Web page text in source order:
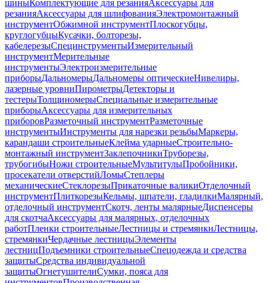
шиныКомплектующие для резанияАксессуары для
резанияАксессуары для шлифованияЭлектромонтажный
инструментОбжимной инструментПлоскогубцы,
круглогубцыКусачки, болторезы,
кабелерезыСпецинструментыИзмерительный
инструментМерительные
инструментыЭлектроизмерительные
приборыДальномерыДальномеры оптическиеНивелиры,
лазерные уровниПирометрыДетекторы и
тестерыТолщиномерыСпециальные измерительные
приборыАксессуары для измерительных
приборовРазметочный инструментРазметочные
инструментыИнструменты для нарезки резьбыМаркеры,
карандаши строительныеКлейма ударныеСтроительно-
монтажный инструментЗаклепочникиТруборезы,
трубогибыНожи строительныеМультитулыПробойники,
просекатели отверстийЛомыСтеплеры
механическиеСтеклорезыПрикаточные валикиОтделочный
инструментПлиткорезыКельмы, шпатели, гладилкиМалярный,
отделочный инструментСкотч, ленты малярныеДиспенсеры
для скотчаАксессуары для малярных, отделочных
работПленки строительныеЛестницы и стремянкиЛестницы,
стремянкиЧердачные лестницыЭлементы
лестницПодъемники строительныеСпецодежда и средства
защитыСредства индивидуальной
защитыОгнетушителиСумки, пояса для